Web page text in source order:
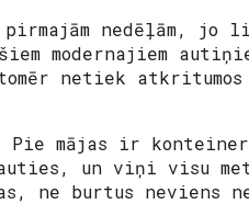
pirmajām nedēļām,
modernajiem
netiek
mājas ir
un viņi visu
ne burtus neviens